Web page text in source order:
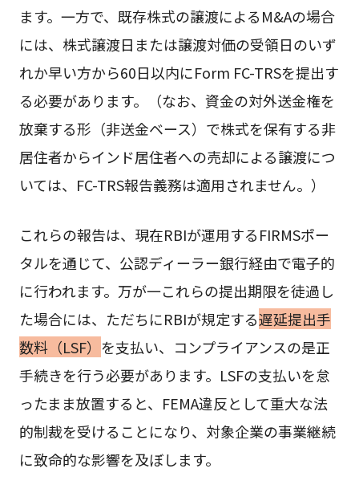
ます。一方で、既存株式の譲渡によるM&Aの場合
には、株式譲渡日または譲渡対価の受領日のいず
れか早い方から60日以内にForm FC-TRSを提出す
る必要があります。（なお、資金の対外送金権を
放棄する形（非送金ベース）で株式を保有する非
居住者からインド居住者への売却による譲渡につ
いては、FC-TRS報告義務は適用されません。）
これらの報告は、現在RBIが運用するFIRMSポー
タルを通じて、公認ディーラー銀行経由で電子的
に行われます。万が一これらの提出期限を徒過し
た場合には、ただちにRBIが規定する遅延提出手
数料（LSF） を支払い、コンプライアンスの是正
手続きを行う必要があります。LSFの支払いを怠
ったまま放置すると、FEMA違反として重大な法
的制裁を受けることになり、対象企業の事業継続
に致命的な影響を及ぼします。